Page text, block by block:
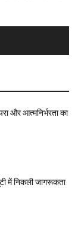
और आत्मनिर्भरता का
में निकली जागरूकता